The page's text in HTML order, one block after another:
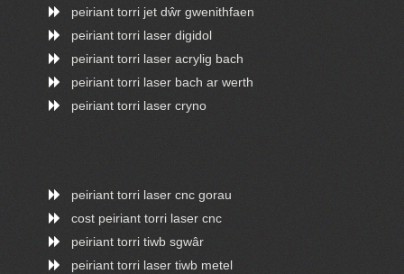
peiriant torri jet dŵr gwenithfaen
peiriant torri laser digidol
peiriant torri laser acrylig bach
peiriant torri laser bach ar werth
peiriant torri laser cryno
peiriant torri laser cnc gorau
cost peiriant torri laser cnc
peiriant torri tiwb sgwâr
peiriant torri laser tiwb metel